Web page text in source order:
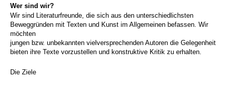
Wer sind wir?
Wir sind Literaturfreunde, die sich aus den unterschiedlichsten
Beweggründen mit Texten und Kunst im Allgemeinen befassen. Wir
möchten
jungen bzw. unbekannten vielversprechenden Autoren die Gelegenheit
bieten ihre Texte vorzustellen und konstruktive Kritik zu erhalten.
Die Ziele